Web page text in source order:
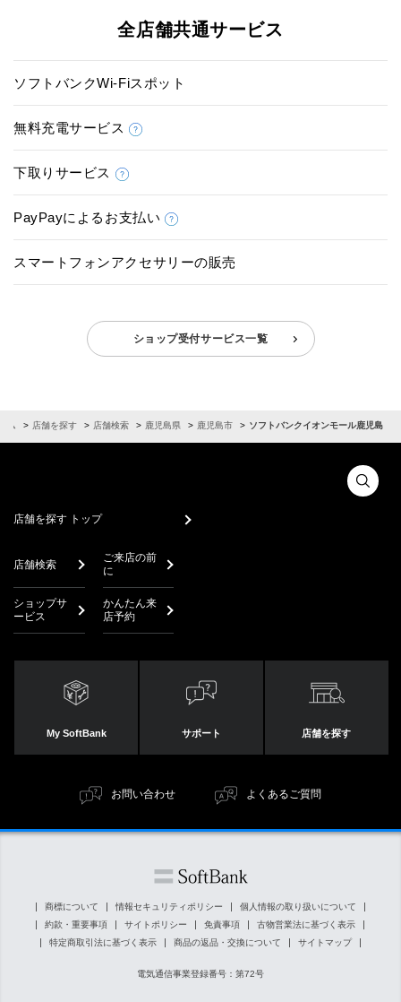
全店舗共通サービス
ソフトバンクWi-Fiスポット
無料充電サービス
下取りサービス
PayPayによるお支払い
スマートフォンアクセサリーの販売
ショップ受付サービス一覧
ム 店舗を探す 店舗検索 鹿児島県 鹿児島市 ソフトバンクイオンモール鹿児島
店舗を探す トップ
店舗検索
ご来店の前
に
ショップサ
ービス
かんたん来
店予約
My SoftBank サポート 店舗を探す
お問い合わせ よくあるご質問
商標について 情報セキュリティポリシー
個人情報の取り扱いについて
約款・重要事項
サイトポリシー 免責事項
古物営業法に基づく表示
特定商取引法に基づく表示
商品の返品・交換について サイトマップ
電気通信事業登録番号：第72号